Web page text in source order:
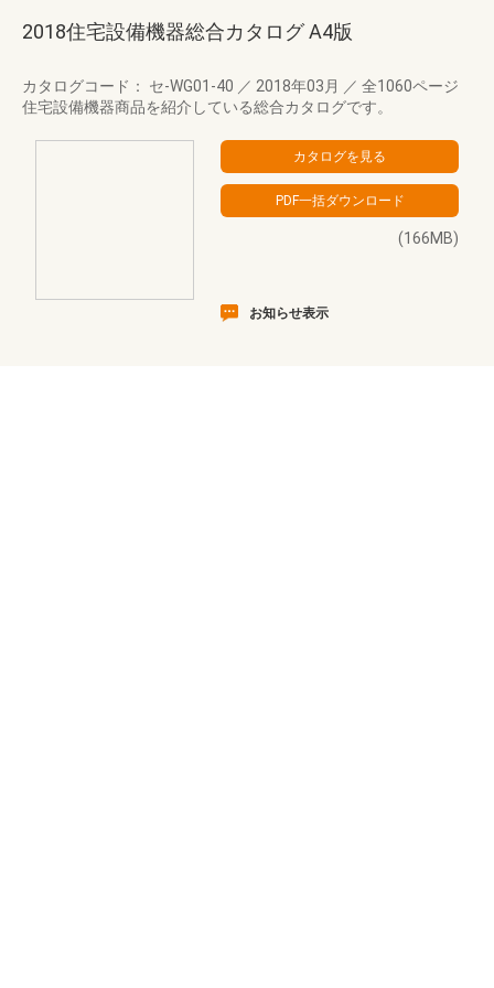
2018住宅設備機器総合カタログ A4版
カタログコード： セ-WG01-40 ／ 2018年03月 ／ 全1060ページ
住宅設備機器商品を紹介している総合カタログです。
(166MB)
お知らせ表示